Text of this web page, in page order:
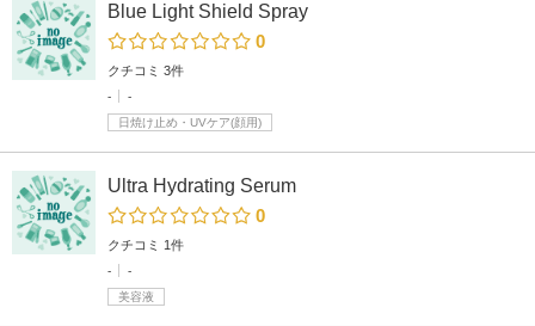
Blue Light Shield Spray
0
クチコミ 3件
-
-
日焼け止め・UVケア(顔用)
Ultra Hydrating Serum
0
クチコミ 1件
-
-
美容液